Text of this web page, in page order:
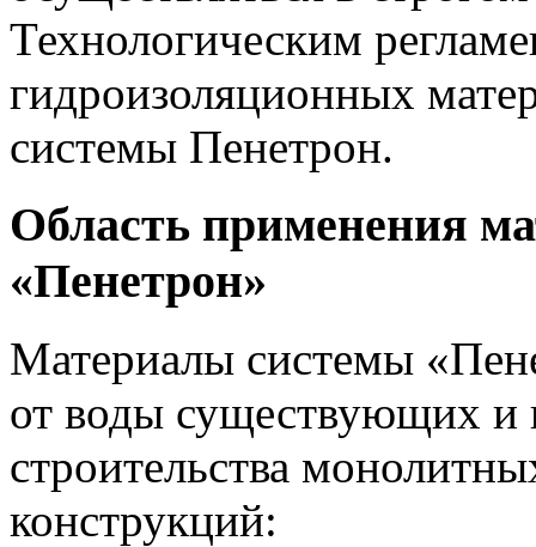
Технологическим
гидроизоляционных
системы Пенетрон.
Область применения
«Пенетрон»
Материалы системы
от воды существующих и
строительства
конструкций: